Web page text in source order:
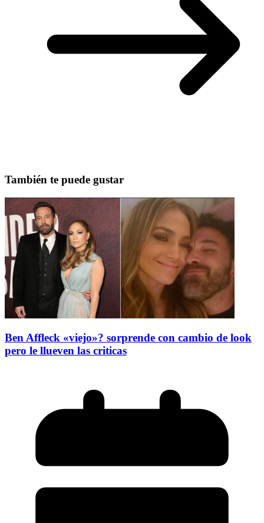
También te puede gustar
Ben Affleck «viejo»? sorprende con cambio de look
pero le llueven las criticas